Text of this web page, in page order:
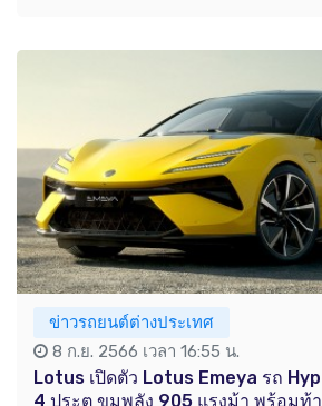
ข่าวรถยนต์ต่างประเทศ
8 ก.ย. 2566 เวลา 16:55 น.
Lotus เปิดตัว Lotus Emeya รถ
4 ประตู ขุมพลัง 905 แรงม้า พร้อมท้